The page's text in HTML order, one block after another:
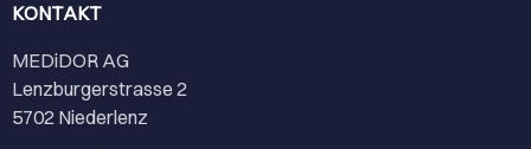
KONTAKT
MEDiDOR AG
Lenzburgerstrasse 2
5702 Niederlenz